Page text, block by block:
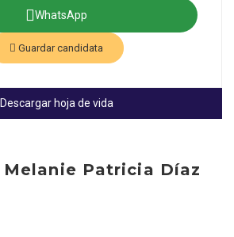
WhatsApp
Guardar candidata
Descargar hoja de vida
Patricia Díaz